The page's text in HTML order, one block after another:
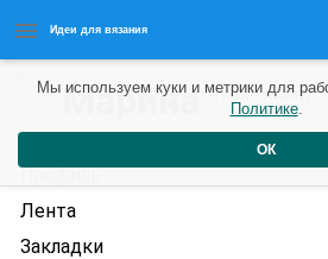
Идеи для вязания
Марина4 года назад
Профиль
Лента
Закладки
Мы используем куки и метрики для
Политике.
ОК